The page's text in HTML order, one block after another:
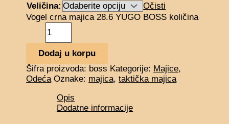
Veličina:
Očisti
Vogel crna majica 28.6 YUGO BOSS količina
Dodaj u korpu
Šifra proizvoda: boss Kategorije: Majice,
Odeća Oznake: majica,taktička majica
Opis
Dodatne informacije